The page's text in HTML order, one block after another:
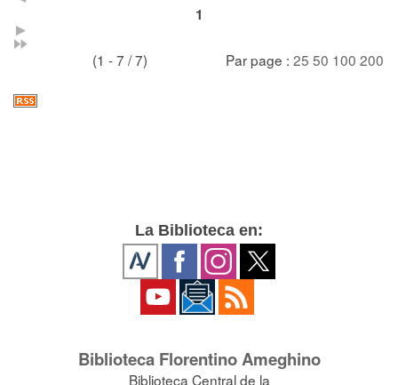
1
(1 - 7 / 7) Par page : 25 50 100 200
La Biblioteca en:
Biblioteca Florentino Ameghino
Biblioteca Central de la